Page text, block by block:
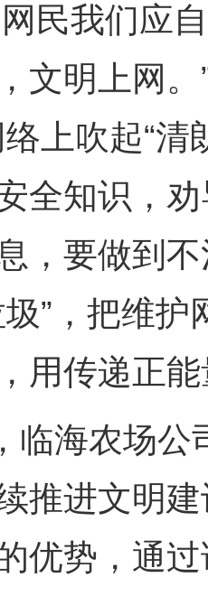
网民我们应
文明上网
上吹起“
全知识，
，要做到
圾”，把维
用传递正
临海农场公
续推进文明
优势，通